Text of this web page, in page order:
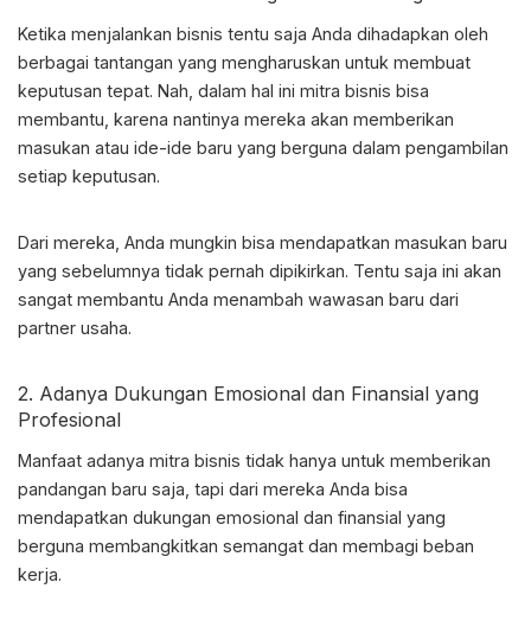
Ketika menjalankan bisnis tentu saja Anda dihadapkan oleh
berbagai tantangan yang mengharuskan untuk membuat
keputusan tepat. Nah, dalam hal ini mitra bisnis bisa
membantu, karena nantinya mereka akan memberikan
masukan atau ide-ide baru yang berguna dalam pengambilan
setiap keputusan.
Dari mereka, Anda mungkin bisa mendapatkan masukan baru
yang sebelumnya tidak pernah dipikirkan. Tentu saja ini akan
sangat membantu Anda menambah wawasan baru dari
partner usaha.
2. Adanya Dukungan Emosional dan Finansial yang
Profesional
Manfaat adanya mitra bisnis tidak hanya untuk memberikan
pandangan baru saja, tapi dari mereka Anda bisa
mendapatkan dukungan emosional dan finansial yang
berguna membangkitkan semangat dan membagi beban
kerja.